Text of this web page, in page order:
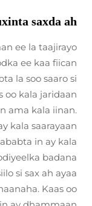
saxda ah
ee la taajirayo
ee kaa fiican
la soo saaro si
oo kala jaridaan
ama kala iinan.
kala saarayaan
in ay kala
badana
si sax ah ayaa
Kaas oo